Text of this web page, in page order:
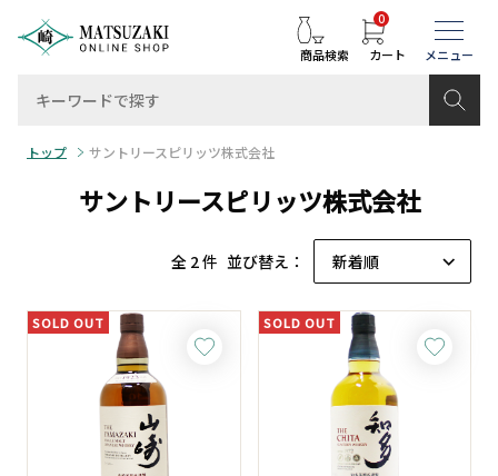
商品検索 カート
0
トップ サントリースピリッツ株式会社
サントリースピリッツ株式会社
全 2 件 並び替え：
SOLD OUT SOLD OUT